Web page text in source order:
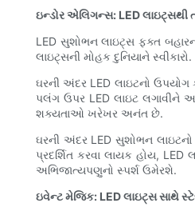
ઇન્ડોર એલિગન્સ: LED લાઇટ્સથી
LED સુશોભન લાઇટ્સ ફક્ત
લાઇટ્સની મોહક દુનિયાને સ્વીકારો.
ઘરની અંદર LED લાઇટનો ઉપયોગ
પલંગ ઉપર LED લાઇટ લગાવીને
શક્યતાઓ ખરેખર અનંત છે.
ઘરની અંદર LED સુશોભન લાઇટનો
પ્રદર્શિત કરવા લાયક હોય,
અભિજાત્યપણુનો સ્પર્શ ઉમેરશે.
ઇવેન્ટ મેજિક: LED લાઇટ્સ સાથે